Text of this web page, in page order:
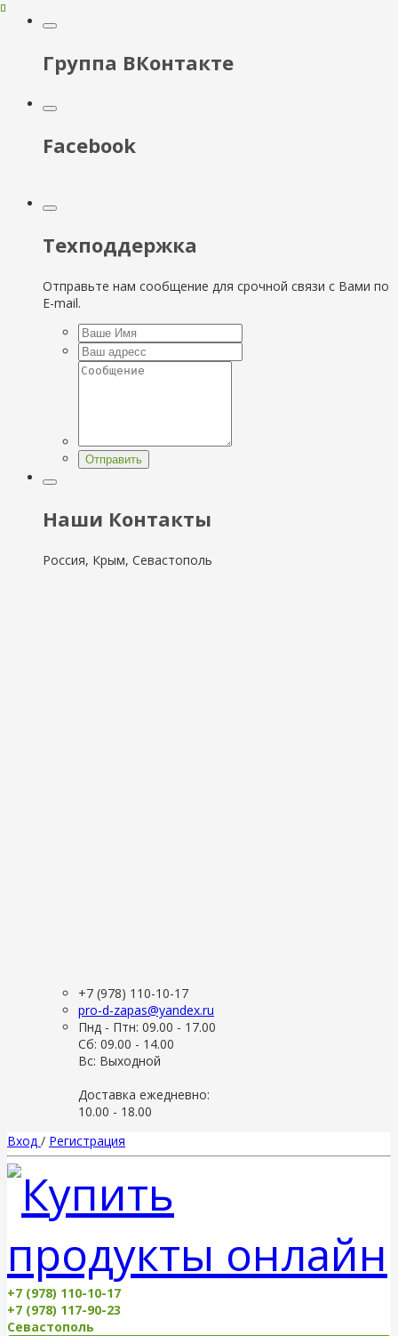
Группа ВКонтакте
Facebook
Техподдержка
Отправьте нам сообщение для срочной связи с Вами по
E-mail.
Отправить
Наши Контакты
Россия, Крым, Севастополь
+7 (978) 110-10-17
pro-d-zapas@yandex.ru
Пнд - Птн: 09.00 - 17.00
Сб: 09.00 - 14.00
Вс: Выходной
Доставка ежедневно:
10.00 - 18.00
Вход / Регистрация
+7 (978) 110-10-17
+7 (978) 117-90-23
Севастополь